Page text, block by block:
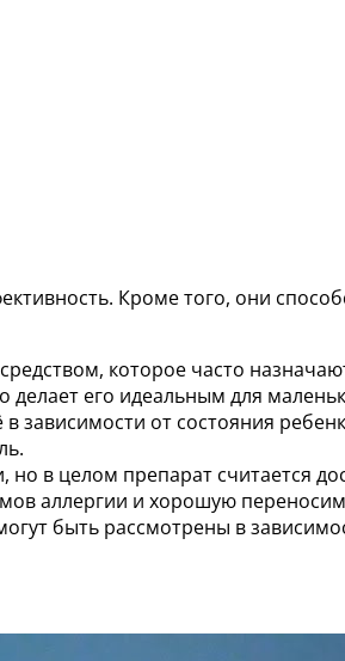
Кроме того, они
которое часто
его идеальным для
от состояния
в целом препарат считается
аллергии и хорошую
быть рассмотрены в